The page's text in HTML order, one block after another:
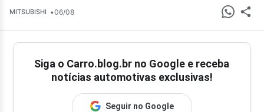
MITSUBISHI •06/08
Siga o Carro.blog.br no Google e receba
notícias automotivas exclusivas!
Seguir no Google